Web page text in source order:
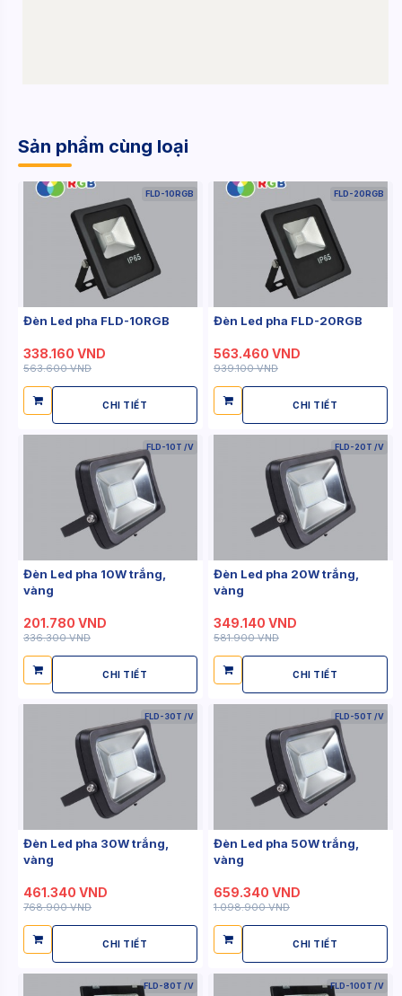
Sản phẩm cùng loại
FLD-10RGB
Đèn Led pha FLD-10RGB
338.160 VND
563.600 VND
CHI TIẾT
FLD-20RGB
Đèn Led pha FLD-20RGB
563.460 VND
939.100 VND
CHI TIẾT
FLD-10T /V
Đèn Led pha 10W trắng,
vàng
201.780 VND
336.300 VND
CHI TIẾT
FLD-20T /V
Đèn Led pha 20W trắng,
vàng
349.140 VND
581.900 VND
CHI TIẾT
FLD-30T /V
Đèn Led pha 30W trắng,
vàng
461.340 VND
768.900 VND
CHI TIẾT
FLD-50T /V
Đèn Led pha 50W trắng,
vàng
659.340 VND
1.098.900 VND
CHI TIẾT
FLD-80T /V FLD-100T /V